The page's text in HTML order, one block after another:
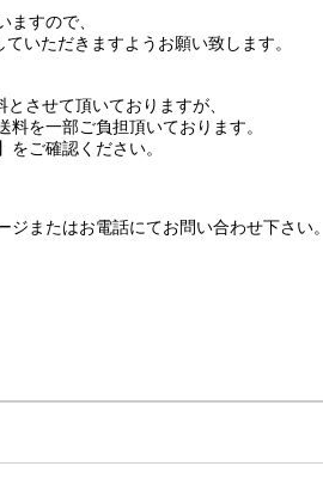
ますので、
いただきますようお願い致します。
させて頂いておりますが、
を一部ご負担頂いております。
ご確認ください。
またはお電話にてお問い合わせ下さい。